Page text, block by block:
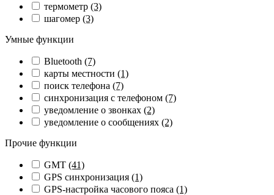
термометр (3)
шагомер (3)
Умные функции
Bluetooth (7)
карты местности (1)
поиск телефона (7)
синхронизация с телефоном (7)
уведомление о звонках (2)
уведомление о сообщениях (2)
Прочие функции
GMT (41)
GPS синхронизация (1)
GPS-настройка часового пояса (1)